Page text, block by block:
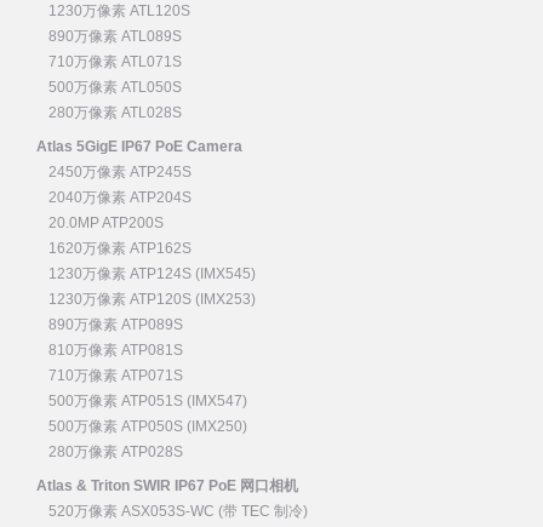
1230万像素 ATL120S
890万像素 ATL089S
710万像素 ATL071S
500万像素 ATL050S
280万像素 ATL028S
Atlas 5GigE IP67 PoE Camera
2450万像素 ATP245S
2040万像素 ATP204S
20.0MP ATP200S
1620万像素 ATP162S
1230万像素 ATP124S (IMX545)
1230万像素 ATP120S (IMX253)
890万像素 ATP089S
810万像素 ATP081S
710万像素 ATP071S
500万像素 ATP051S (IMX547)
500万像素 ATP050S (IMX250)
280万像素 ATP028S
Atlas & Triton SWIR IP67 PoE 网口相机
520万像素 ASX053S-WC (带 TEC 制冷)